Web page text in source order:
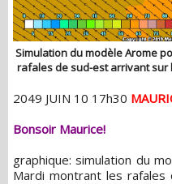
Simulation du modèle Arome
rafales de sud-est arrivant sur
2049 JUIN 10 17h30
Bonsoir Maurice!
graphique: simulation du
Mardi montrant les